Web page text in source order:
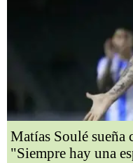
Matías Soulé
"Siempre hay una